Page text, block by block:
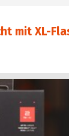
mit XL-